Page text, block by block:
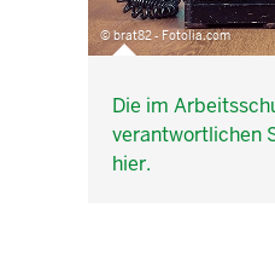
© brat82 - Fotolia.com
Die im
verantwortlichen
hier.